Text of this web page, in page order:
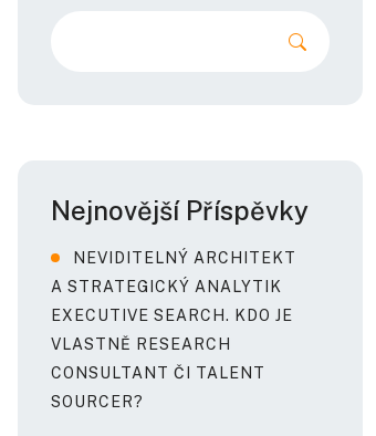
Nejnovější Příspěvky
NEVIDITELNÝ ARCHITEKT
A STRATEGICKÝ ANALYTIK
EXECUTIVE SEARCH. KDO JE
VLASTNĚ RESEARCH
CONSULTANT ČI TALENT
SOURCER?